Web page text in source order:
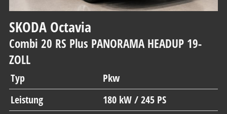
SKODA Octavia
Combi 20 RS Plus PANORAMA HEADUP 19-
ZOLL
Typ
Pkw
Leistung
180 kW / 245 PS